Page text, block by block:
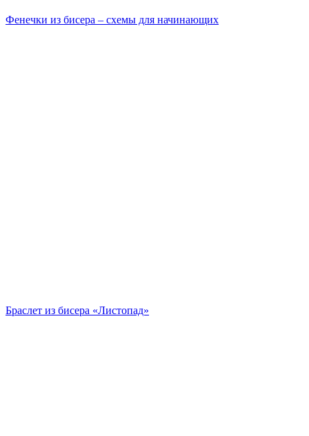
Фенечки из бисера – схемы для начинающих
Браслет из бисера «Листопад»